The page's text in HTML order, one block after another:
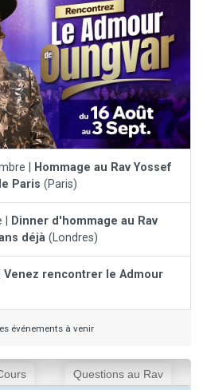
|
Hommage au Rav Yossef
Paris (Paris)
Dinner d'hommage au Rav
déjà (Londres)
Venez rencontrer le Admour
événements à venir
Questions au Rav